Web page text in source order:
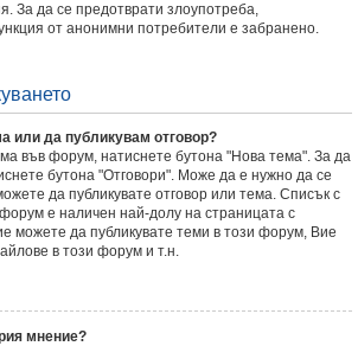
За да се предотврати злоупотреба,
от анонимни потребители е забранено.
или да публикувам отговор?
във форум, натиснете бутона "Нова тема". За да
бутона "Отговори". Може да е нужно да се
да публикувате отговор или тема. Списък с
е наличен най-долу на страницата с
можете да публикувате теми в този форум, Вие
в този форум и т.н.
мнение?